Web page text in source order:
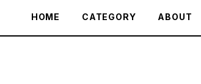
HOME CATEGORY ABOUT